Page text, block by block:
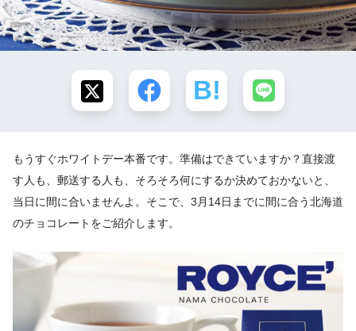
もうすぐホワイトデー本番です。準備はできていますか？直接渡
す人も、郵送する人も、そろそろ何にするか決めておかないと、
当日に間に合いませんよ。そこで、3月14日までに間に合う北海道
のチョコレートをご紹介します。